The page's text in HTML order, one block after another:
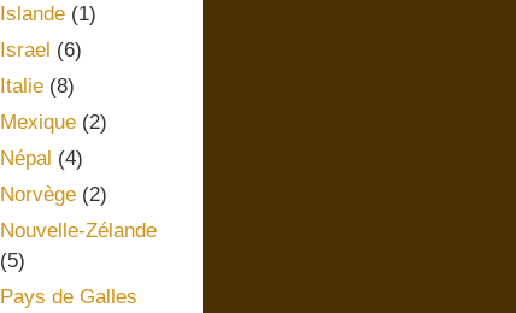
Islande(1)
Israel (6)
Italie(8)
Mexique(2)
Népal (4)
Norvège(2)
Nouvelle-Zélande
(5)
Pays de Galles